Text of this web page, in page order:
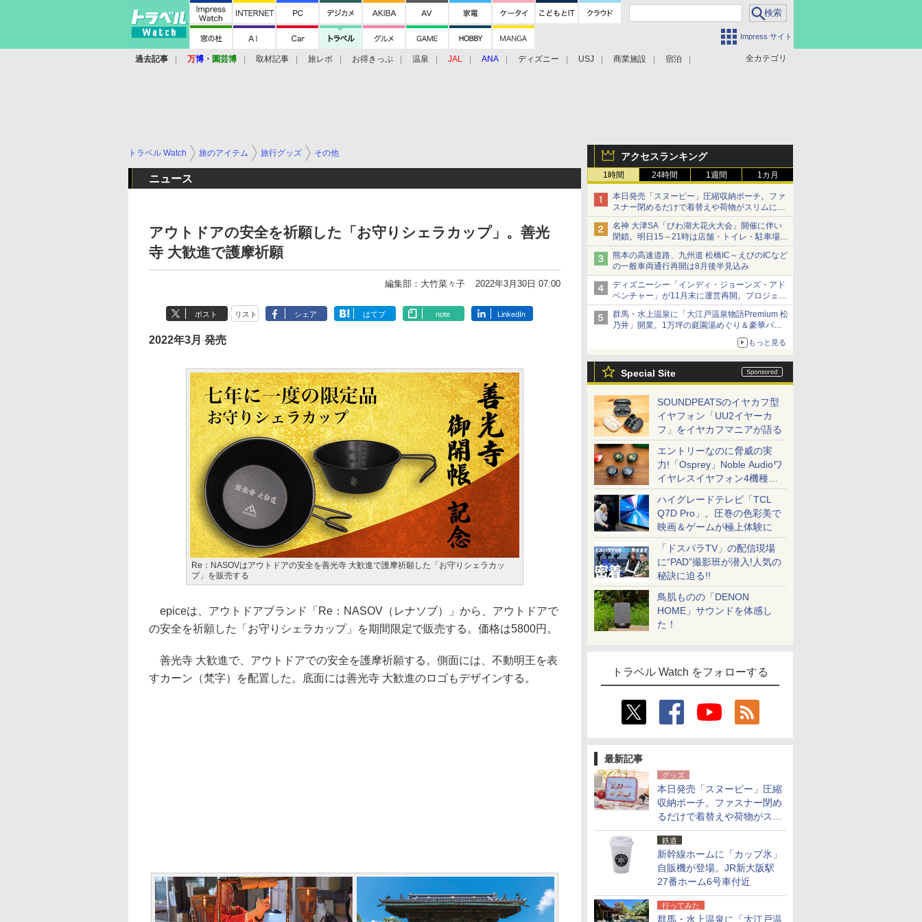
Impress サイト
全カテゴリ
過去記事 万博 ・ 園芸博 取材記事 旅レポ お得きっぷ 温泉 JAL ANA ディズニー USJ 商業施設 宿泊
アクセスランキング
1時間 24時間 1週間 1カ月
本日発売「スヌーピー」圧縮収納ポーチ。ファ
スナー閉めるだけで着替えや荷物がスリムにま
とまる
名神 大津SA「びわ湖大花火大会」開催に伴い
閉鎖。明日15～21時は店舗・トイレ・駐車場の
利用不可
熊本の高速道路、九州道 松橋IC～えびのICなど
の一般車両通行再開は8月後半見込み
ディズニーシー「インディ・ジョーンズ・アド
ベンチャー」が11月末に運営再開。プロジェク
ションマッピングを追加、DPAは1500円
群馬・水上温泉に「大江戸温泉物語Premium 松
乃井」開業。1万坪の庭園湯めぐり＆豪華バイ
もっと見る
Special Site
SOUNDPEATSのイヤカフ型
イヤフォン「UU2イヤーカ
フ」をイヤカフマニアが語る
エントリーなのに脅威の実
力!「Osprey」Noble Audioワ
イヤレスイヤフォン4機種を
一気に聴く
ハイグレードテレビ「TCL
Q7D Pro」。圧巻の色彩美で
映画＆ゲームが極上体験に
「ドスパラTV」の配信現場
に“PAD”撮影班が潜入!人気の
秘訣に迫る!!
鳥肌ものの「DENON
HOME」サウンドを体感し
た！
トラベル Watch をフォローする
最新記事
グッズ
本日発売「スヌーピー」圧縮
収納ポーチ。ファスナー閉め
るだけで着替えや荷物がスリ
ムにまとまる
鉄道
新幹線ホームに「カップ氷」
自販機が登場。JR新大阪駅
27番ホーム6号車付近
行ってみた
群馬・水上温泉に「大江戸温
トラベル Watch 旅のアイテム 旅行グッズ その他
ニュース
アウトドアの安全を祈願した「お守りシェラカップ」。善光
寺 大歓進で護摩祈願
編集部：大竹菜々子 2022年3月30日 07:00
ポスト リスト シェア はてブ note LinkedIn
2022年3月 発売
Re：NASOVはアウトドアの安全を善光寺 大歓進で護摩祈願した「お守りシェラカッ
プ」を販売する
epiceは、アウトドアブランド「Re：NASOV（レナソブ）」から、アウトドアで
の安全を祈願した「お守りシェラカップ」を期間限定で販売する。価格は5800円。
善光寺 大歓進で、アウトドアでの安全を護摩祈願する。側面には、不動明王を表
すカーン（梵字）を配置した。底面には善光寺 大歓進のロゴもデザインする。